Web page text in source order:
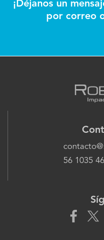
¡Déjanos un
por correo
56 1035